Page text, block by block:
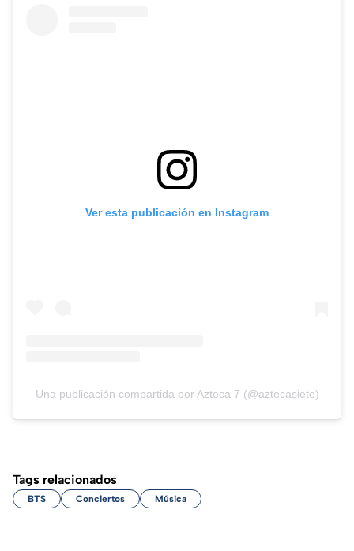
Ver esta publicación en Instagram
Una publicación compartida por Azteca 7 (@aztecasiete)
Tags relacionados
BTS Conciertos Música